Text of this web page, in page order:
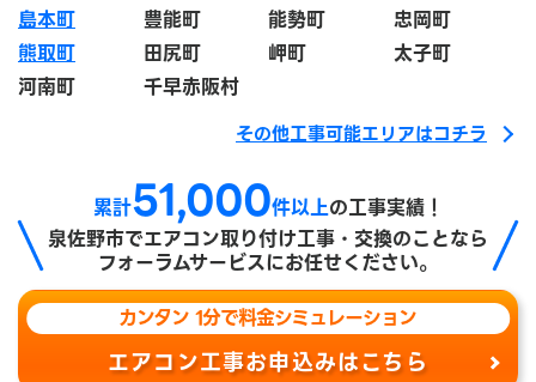
島本町
豊能町 能勢町
忠岡町
熊取町
田尻町 岬町
太子町
河南町
千早赤阪村
その他工事可能エリアはコチラ
累計51,000件以上の工事実績！
泉佐野市でエアコン取り付け工事・交換のことなら
フォーラムサービスにお任せください。
カンタン 1分で料金シミュレーション
エアコン工事お申込みはこちら